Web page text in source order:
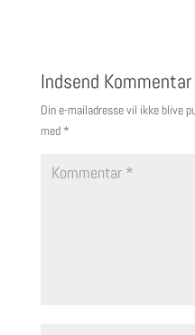
Indsend Kommentar
Din e-mailadresse vil ikke blive
med *